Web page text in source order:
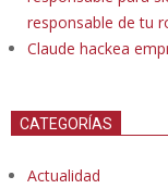
responsable de tu
Claude hackea
CATEGORÍAS
Actualidad